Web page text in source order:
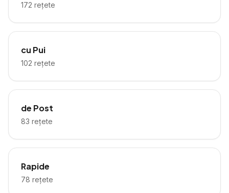
172 rețete
cu Pui
102 rețete
de Post
83 rețete
Rapide
78 rețete